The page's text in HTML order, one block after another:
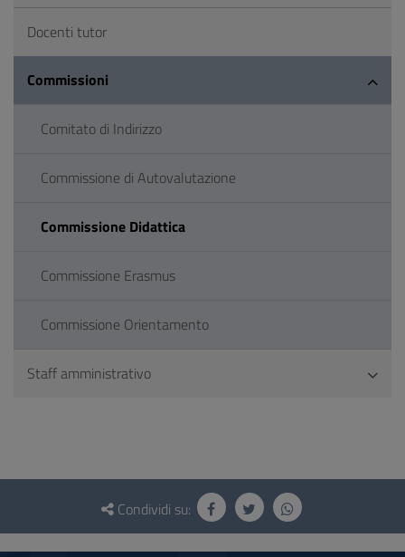
Docenti tutor
Commissioni
Comitato di Indirizzo
Commissione di Autovalutazione
Commissione Didattica
Commissione Erasmus
Commissione Orientamento
Staff amministrativo
Questionario
social
Condividi su: